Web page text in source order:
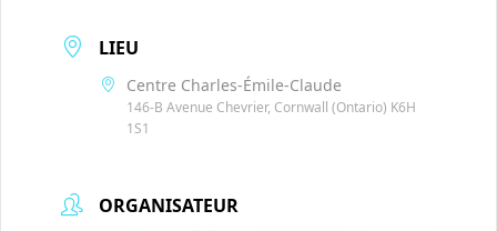
LIEU
Centre Charles-Émile-Claude
146-B Avenue Chevrier, Cornwall (Ontario) K6H
1S1
ORGANISATEUR